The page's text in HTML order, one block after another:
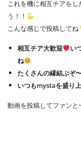
これを機に相互チアを
う！！
こんな感じで投稿してね
相互チア大歓迎
い
ね
たくさんの縁結ぶぞ
いつもmystaを盛り
動画を投稿してファンと